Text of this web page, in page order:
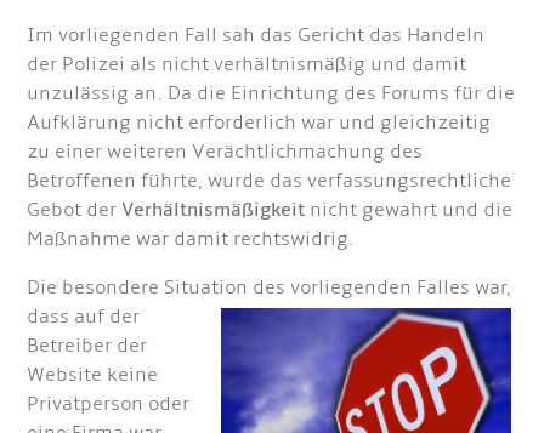
Im vorliegenden Fall sah das Gericht das Handeln
der Polizei als nicht verhältnismäßig und damit
unzulässig an. Da die Einrichtung des Forums für die
Aufklärung nicht erforderlich war und gleichzeitig
zu einer weiteren Verächtlichmachung des
Betroffenen führte, wurde das verfassungsrechtliche
Gebot derVerhältnismäßigkeit nicht gewahrt und die
Maßnahme war damit rechtswidrig.
Die besondere Situation des vorliegenden Falles war,
dass auf der
Betreiber der
Website keine
Privatperson oder